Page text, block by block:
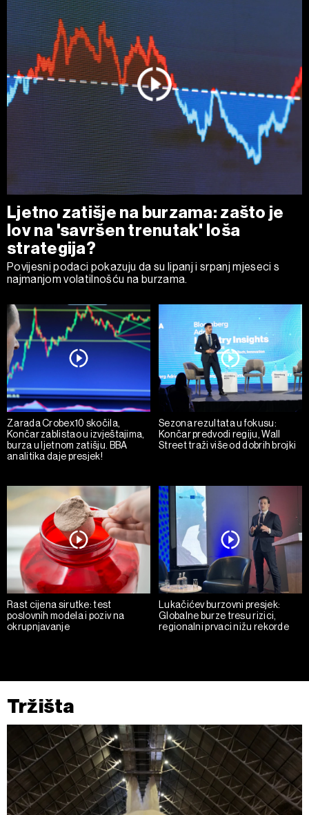
na „Prikaži detalje“. Privolu možete u bilo kojem trenutku
povući bez negativnih posljedica.
Ljetno zatišje na burzama: zašto je
lov na 'savršen trenutak' loša
strategija?
Povijesni podaci pokazuju da su lipanj i srpanj mjeseci s
najmanjom volatilnošću na burzama.
Zarada Crobex10 skočila,
Končar zablistao u izvještajima,
burza u ljetnom zatišju. BBA
analitika daje presjek!
Sezona rezultata u fokusu:
Končar predvodi regiju, Wall
Street traži više od dobrih brojki
Rast cijena sirutke: test
poslovnih modela i poziv na
okrupnjavanje
Lukačićev burzovni presjek:
Globalne burze tresu rizici,
regionalni prvaci nižu rekorde
Tržišta